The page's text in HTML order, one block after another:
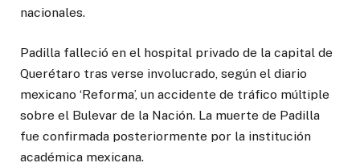
nacionales.
Padilla falleció en el hospital privado de la capital de
Querétaro tras verse involucrado, según el diario
mexicano ‘Reforma’, un accidente de tráfico múltiple
sobre el Bulevar de la Nación. La muerte de Padilla
fue confirmada posteriormente por la institución
académica mexicana.